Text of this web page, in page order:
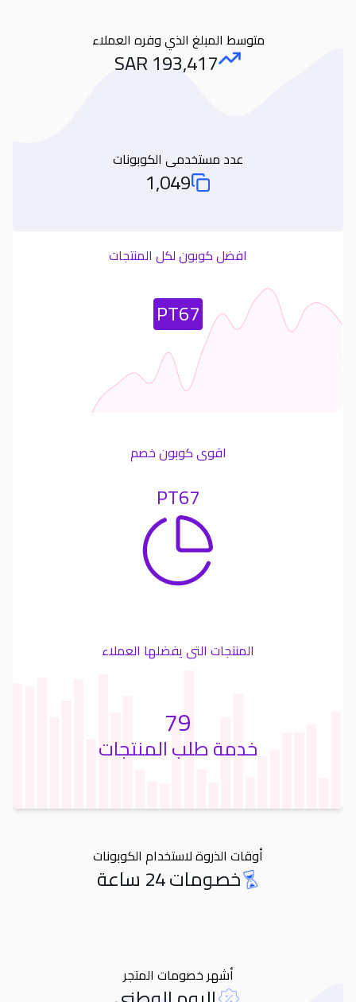
متوسط المبلغ الذي وفره العملاء
Amount Saved
193,417
SAR
عدد مستخدمى الكوبونات
Total Used Coupons
1,049
افضل كوبون لكل المنتجات
Most Used CouponPT67
اقوى كوبون خصم
PT67
المنتجات التى يفضلها العملاء
79
خدمة طلب المنتجات
أوقات الذروة لاستخدام الكوبونات
Ordersخصومات 24 ساعة
أشهر خصومات المتجر